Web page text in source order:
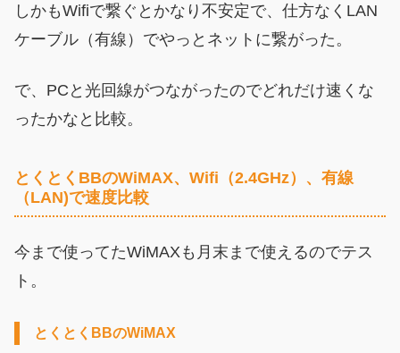
しかもWifiで繋ぐとかなり不安定で、仕方なくLAN
ケーブル（有線）でやっとネットに繋がった。
で、PCと光回線がつながったのでどれだけ速くな
ったかなと比較。
とくとくBBのWiMAX、Wifi（2.4GHz）、有線
（LAN)で速度比較
今まで使ってたWiMAXも月末まで使えるのでテス
ト。
とくとくBBのWiMAX